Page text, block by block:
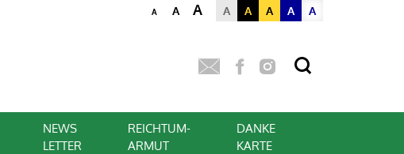
A A A A A A A A
NEWS
LETTER
REICHTUM-
ARMUT
DANKE
KARTE